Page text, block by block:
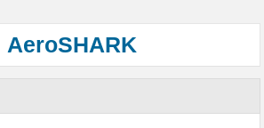
AeroSHARK